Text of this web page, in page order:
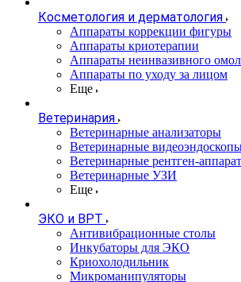
Косметология и дерматология
Аппараты коррекции фигуры
Аппараты криотерапии
Аппараты неинвазивного
Аппараты по уходу за лицом
Еще
Ветеринария
Ветеринарные анализаторы
Ветеринарные
Ветеринарные рентген-
Ветеринарные УЗИ
Еще
ЭКО и ВРТ
Антивибрационные столы
Инкубаторы для ЭКО
Криохолодильник
Микроманипуляторы